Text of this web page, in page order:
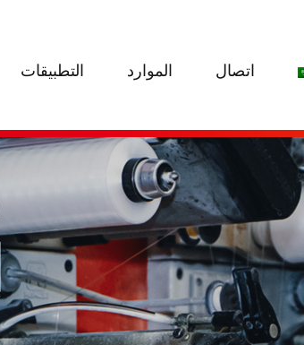
التطبيقات الموارد اتصال